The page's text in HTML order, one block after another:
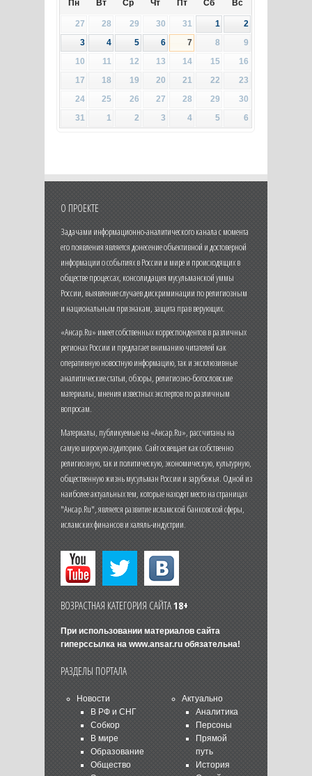
Пн Вт Ср Чт Пт Сб Вс
27 28 29 30 31 1
2
3
4 5 6 7 8
9
10
11 12 13 14 15
16
17
18 19 20 21 22
23
24
25 26 27 28 29
30
31
1 2 3 4 5 6
О ПРОЕКТЕ
Задачами информационно-аналитического канала с момента
его появления является донесение объективной и достоверной
информации о событиях в России и мире и происходящих в
обществе процессах, консолидация мусульманской уммы
России, выявление случаев дискриминации по религиозным
и национальным признакам, защита прав верующих.
«Ансар.Ru» имеет собственных корреспондентов в различных
регионах России и предлагает вниманию читателей как
оперативную новостную информацию, так и эксклюзивные
аналитические статьи, обзоры, религиозно-богословские
материалы, мнения известных экспертов по различным
вопросам.
Материалы, публикуемые на «Ансар.Ru», рассчитаны на
самую широкую аудиторию. Сайт освещает как собственно
религиозную, так и политическую, экономическую, культурную,
общественную жизнь мусульман России и зарубежья. Одной из
наиболее актуальных тем, которые находят место на страницах
"Ансар.Ru", является развитие исламской банковской сферы,
исламских финансов и халяль-индустрии.
ВОЗРАСТНАЯ КАТЕГОРИЯ САЙТА18+
При использовании материалов сайта
гиперссылка на www.ansar.ruобязательна!
РАЗДЕЛЫ ПОРТАЛА
Новости
В РФ и СНГ
Собкор
В мире
Образование
Общество
Актуально
Аналитика
Персоны
Прямой
путь
История